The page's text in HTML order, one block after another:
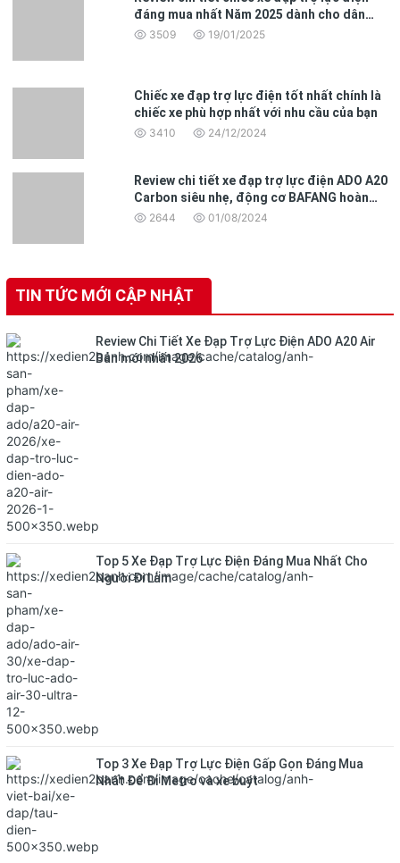
đáng mua nhất Năm 2025 dành cho dân
văn phòng
3509 19/01/2025
Chiếc xe đạp trợ lực điện tốt nhất chính là
chiếc xe phù hợp nhất với nhu cầu của bạn
3410 24/12/2024
Review chi tiết xe đạp trợ lực điện ADO A20
Carbon siêu nhẹ, động cơ BAFANG hoàn
toàn mới
2644 01/08/2024
TIN TỨC MỚI CẬP NHẬT
Review Chi Tiết Xe Đạp Trợ Lực Điện ADO A20 Air
Bản mới nhất 2026
Top 5 Xe Đạp Trợ Lực Điện Đáng Mua Nhất Cho
Người Đi Làm
Top 3 Xe Đạp Trợ Lực Điện Gấp Gọn Đáng Mua
Nhất Để Đi Metro và xe buýt